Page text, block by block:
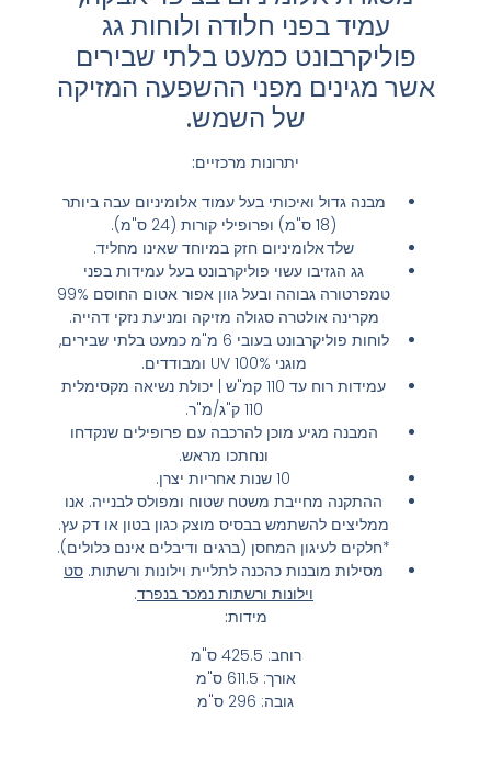
עמיד בפני חלודה ולוחות גג
פוליקרבונט כמעט בלתי שבירים
אשר מגינים מפני ההשפעה המזיקה
של השמש.
יתרונות מרכזיים:
מבנה גדול ואיכותי בעל עמוד אלומיניום עבה ביותר
(18 ס"מ) ופרופילי קורות (24 ס"מ).
שלד אלומיניום חזק במיוחד שאינו מחליד.
גג הגזיבו עשוי פוליקרבונט בעל עמידות בפני
טמפרטורה גבוהה ובעל גוון אפור אטום החוסם 99%
מקרינה אולטרה סגולה מזיקה ומניעת נזקי דהייה.
לוחות פוליקרבונט בעובי 6 מ"מ כמעט בלתי שבירים,
מוגני 100% UV ומבודדים.
עמידות רוח עד 110 קמ"ש | יכולת נשיאה מקסימלית
110 ק"ג/מ"ר.
המבנה מגיע מוכן להרכבה עם פרופילים שנקדחו
ונחתכו מראש.
ההתקנה מחייבת משטח שטוח ומפולס לבנייה. אנו
ממליצים להשתמש בבסיס מוצק כגון בטון או דק עץ.
*חלקים לעיגון המחסן (ברגים ודיבלים אינם כלולים).
מסילות מובנות כהכנה לתליית וילונות ורשתות. סט
וילונות ורשתות נמכר בנפרד.
מידות:
רוחב: 425.5 ס"מ
אורך: 611.5 ס"מ
גובה: 296 ס"מ